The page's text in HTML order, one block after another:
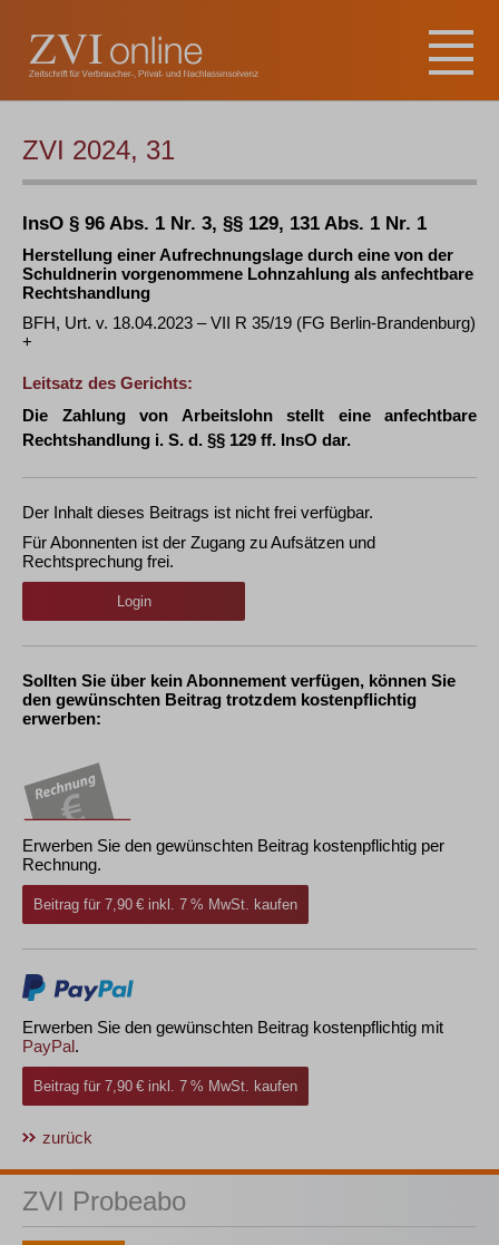
ZVI 2024, 31
InsO § 96 Abs. 1 Nr. 3, §§ 129, 131 Abs. 1 Nr. 1
Herstellung einer Aufrechnungslage durch eine von der
Schuldnerin vorgenommene Lohnzahlung als anfechtbare
Rechtshandlung
BFH, Urt. v. 18.04.2023 – VII R 35/19 (FG Berlin-Brandenburg)
+
Leitsatz des Gerichts:
Die Zahlung von Arbeitslohn stellt eine anfechtbare
Rechtshandlung i. S. d. §§ 129 ff. InsO dar.
Der Inhalt dieses Beitrags ist nicht frei verfügbar.
Für Abonnenten ist der Zugang zu Aufsätzen und
Rechtsprechung frei.
Login
Sollten Sie über kein Abonnement verfügen, können Sie
den gewünschten Beitrag trotzdem kostenpflichtig
erwerben:
Erwerben Sie den gewünschten Beitrag kostenpflichtig per
Rechnung.
Beitrag für 7,90 € inkl. 7 % MwSt. kaufen
Erwerben Sie den gewünschten Beitrag kostenpflichtig mit
PayPal.
Beitrag für 7,90 € inkl. 7 % MwSt. kaufen
zurück
ZVI Probeabo